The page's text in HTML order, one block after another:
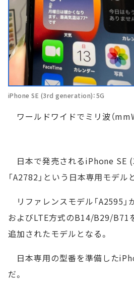
iPhone SE (3rd generation)：5G
ワールドワイドでミリ波（
日本で発売されるiPhone SE
「A2782」という日本専用モデル
リファレンスモデル「A2595
およびLTE方式のB14/B29/B71
追加されたモデルとなる。
日本専用の型番を準備した
だ。